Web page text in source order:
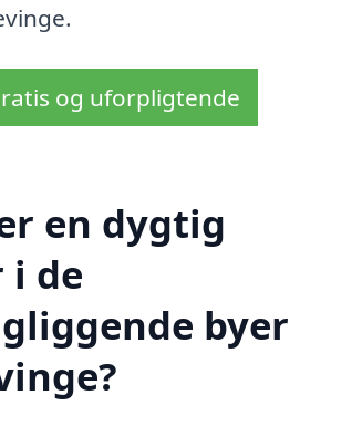
og uforpligtende
en dygtig
de
byer